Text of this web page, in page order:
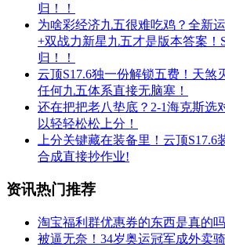
归！！
为啥彩经济九五很难吃鸡？全新
+双战力新星九五才是版本答案！
归！！
云顶S17.6独一份解锁五费！天煞
任何九五体系直接无脑塞！
还在把把老八垫底？2-1海克斯选
以轻轻松松上分！
上分关键藏在装备里！云顶
合成直接抄作业!
资讯热门推荐
淘宝福利群优惠券的东西是真的吗
被逼无奈！34岁奥运冠军成外卖